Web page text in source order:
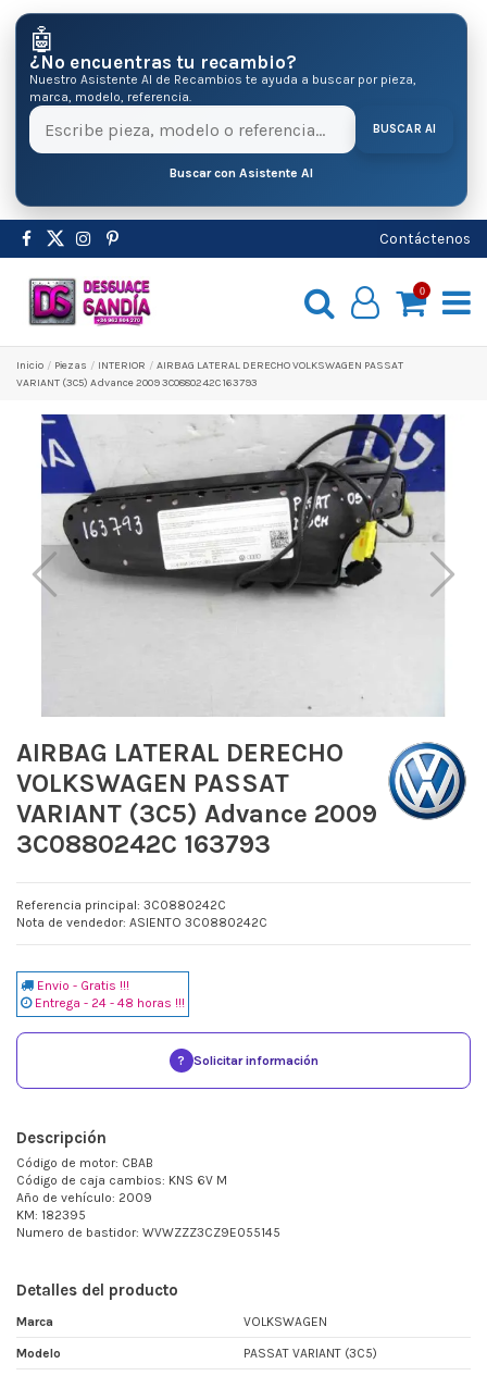
🤖
¿No encuentras tu recambio?
Nuestro Asistente AI de Recambios te ayuda a buscar por pieza,
marca, modelo, referencia.
BUSCAR AI
Buscar con Asistente AI
Contáctenos
0
Inicio Pіezas INTERIOR
AIRBAG LATERAL DERECHO VOLKSWAGEN PASSAT
VARIANT (3C5) Advance 2009 3C0880242C 163793
AIRBAG LATERAL DERECHO
VOLKSWAGEN PASSAT
VARIANT (3C5) Advance 2009
3C0880242C 163793
Referencia principal: 3C0880242C
Nota de vendedor: ASIENTO 3C0880242C
Envio - Gratis !!!
Entrega - 24 - 48 horas !!!
? Solicitar información
Descripción
Código de motor: CBAB
Código de caja cambios: KNS 6V M
Año de vehículo: 2009
KM: 182395
Numero de bastidor: WVWZZZ3CZ9E055145
Detalles del producto
Marca VOLKSWAGEN
Modelo PASSAT VARIANT (3C5)